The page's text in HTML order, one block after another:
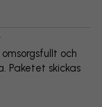
och
Paketet skickas